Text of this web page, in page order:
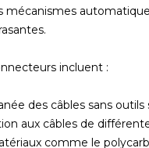
mécanismes
incluent :
des câbles sans
aux câbles de
comme le